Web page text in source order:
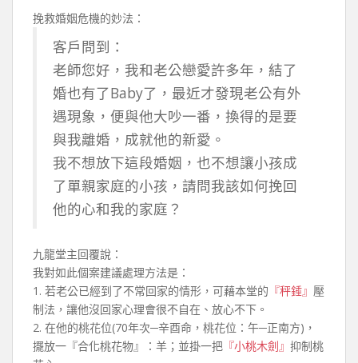
挽救婚姻危機的妙法：
客戶問到：
老師您好，我和老公戀愛許多年，結了
婚也有了Baby了，最近才發現老公有外
遇現象，便與他大吵一番，換得的是要
與我離婚，成就他的新愛。
我不想放下這段婚姻，也不想讓小孩成
了單親家庭的小孩，請問我該如何挽回
他的心和我的家庭？
九龍堂主回覆說：
我對如此個案建議處理方法是：
1. 若老公已經到了不常回家的情形，可藉本堂的 『秤錘』 壓
制法，讓他沒回家心理會很不自在、放心不下。
2. 在他的桃花位(70年次─辛酉命，桃花位：午─正南方)，
擺放一『合化桃花物』：羊；並掛一把 『小桃木劍』 抑制桃